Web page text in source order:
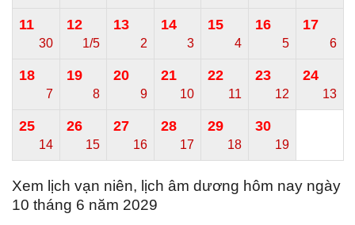
11
30
12
1/5
13
2
14
3
15
4
16
5
17
6
18
7
19
8
20
9
21
10
22
11
23
12
24
13
25
14
26
15
27
16
28
17
29
18
30
19
Xem lịch vạn niên, lịch âm dương hôm nay ngày
10 tháng 6 năm 2029